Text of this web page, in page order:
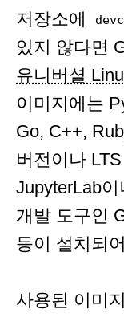
저장소에
있지 않다면
유니버셜
이미지에는
Go, C++,
버전이나
JupyterLab
개발 도구인
등이 설치되
사용된 이미